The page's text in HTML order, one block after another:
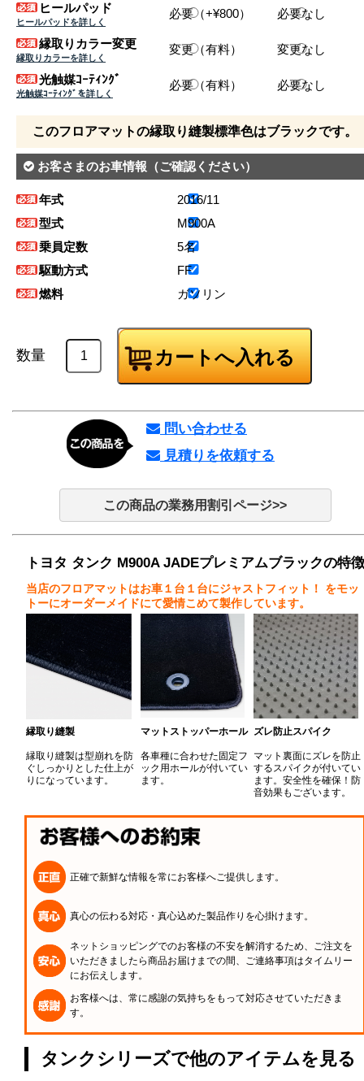
ヒールパッド
ヒールパッドを詳しく
必要（+¥800） 必要なし
縁取りカラー変更
縁取りカラーを詳しく
変更（有料） 変更なし
光触媒ｺｰﾃｨﾝｸﾞ
光触媒ｺｰﾃｨﾝｸﾞを詳しく
必要（有料） 必要なし
このフロアマットの縁取り縫製標準色はブラックです。
お客さまのお車情報 （ご確認ください）
年式
2016/11
型式
M900A
乗員定数
5名
駆動方式
FF
燃料
ガソリン
数量
問い合わせる
見積りを依頼する
この商品の業務用割引ページ>>
トヨタ タンク M900A JADEプレミアムブラックの特徴
当店のフロアマットはお車１台１台にジャストフィット！
をモッ
トーにオーダーメイドにて愛情こめて製作しています。
縁取り縫製
縁取り縫製は型崩れを防
ぐしっかりとした仕上が
りになっています。
マットストッパーホール
各車種に合わせた固定フ
ック用ホールが付いてい
ます。
ズレ防止スパイク
マット裏面にズレを防止
するスパイクが付いてい
ます。安全性を確保！防
音効果もございます。
正確で新鮮な情報を常にお客様へご提供します。
真心の伝わる対応・真心込めた製品作りを心掛けます。
ネットショッピングでのお客様の不安を解消するため、ご注文を
いただきましたら商品お届けまでの間、ご連絡事項はタイムリー
にお伝えします。
お客様へは、常に感謝の気持ちをもって対応させていただきま
す。
タンクシリーズで他のアイテムを見る